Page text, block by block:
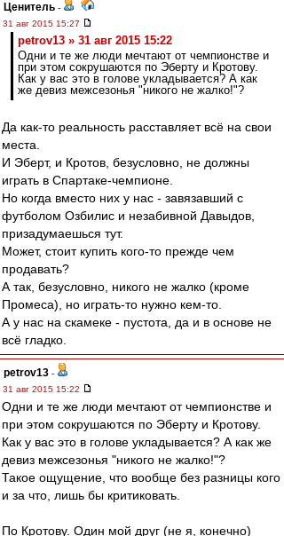
Ценитель -
31 авг 2015 15:27
petrov13 » 31 авг 2015 15:22
Одни и те же люди мечтают от чемпионстве и
при этом сокрушаются по Эберту и Кротову.
Как у вас это в голове укладывается? А как
же девиз межсезонья "никого не жалко!"?
Да как-то реальность расставляет всё на свои
места.
И Эберт, и Кротов, безусловно, не должны
играть в Спартаке-чемпионе.
Но когда вместо них у нас - завязавший с
футболом Озбилис и незабивной Давыдов,
призадумаешься тут.
Может, стоит купить кого-то прежде чем
продавать?
А так, безусловно, никого не жалко (кроме
Промеса), но играть-то нужно кем-то.
А у нас на скамеке - пустота, да и в основе не
всё гладко.
petrov13 -
31 авг 2015 15:22
Одни и те же люди мечтают от чемпионстве и
при этом сокрушаются по Эберту и Кротову.
Как у вас это в голове укладывается? А как же
девиз межсезонья "никого не жалко!"?
Такое ощущение, что вообще без разницы кого
и за что, лишь бы критиковать.
По Кротову. Один мой друг (не я, конечно)